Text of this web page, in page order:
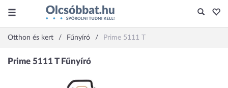
Otthon és kert Fűnyíró Prime 5111 T